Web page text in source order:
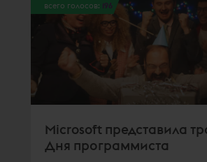
всего голосов: 196
Microsoft представила
Дня программиста